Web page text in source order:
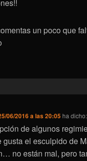
un poco que
06/2016 a las 20:05ha dicho:
de algunos
gusta el esculpido de
no están mal, pero